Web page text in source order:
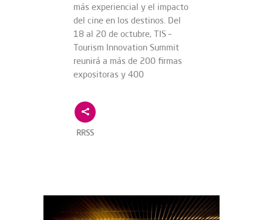
más experiencial y el impacto
del cine en los destinos. Del
18 al 20 de octubre, TIS –
Tourism Innovation Summit
reunirá a más de 200 firmas
expositoras y 400
RRSS